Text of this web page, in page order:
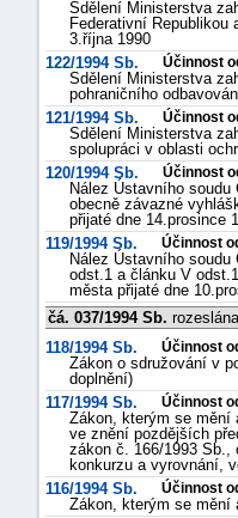
Sdělení Ministerstva
Federativní Republikou
3.října 1990
122/1994 Sb.
Účinnost
Sdělení Ministerstva
pohraničního
121/1994 Sb.
Účinnost
Sdělení Ministerstva
spolupráci v oblasti
120/1994 Sb.
Účinnost
Nález Ústavního
obecně závazné
přijaté dne 14.prosince
119/1994 Sb.
Účinnost
Nález Ústavního
odst.1 a článku V
města přijaté dne
čá. 037/1994 Sb.
118/1994 Sb.
Účinnost
Zákon o sdružování v
doplnění)
117/1994 Sb.
Účinnost
Zákon, kterým se mění
ve znění pozdějších
zákon č. 166/1993
konkurzu a vyrovnání,
116/1994 Sb.
Účinnost
Zákon, kterým se mění